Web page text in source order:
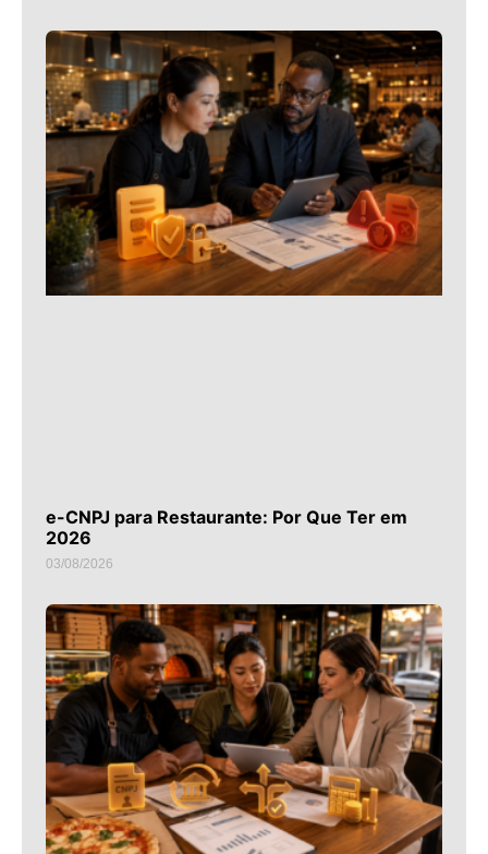
e-CNPJ para Restaurante: Por Que Ter em
2026
03/08/2026